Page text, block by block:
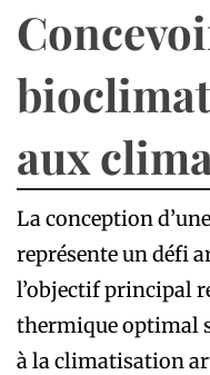
aux
La conception
représente un défi
l’objectif principal
thermique optimal
à la climatisation